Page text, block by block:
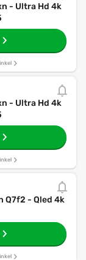
- Ultra Hd 4k
- Ultra Hd 4k
Q7f2 - Qled 4k